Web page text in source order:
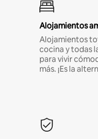
Alojamientos
Alojamientos
cocina y todas
para vivir
más. ¡Es la